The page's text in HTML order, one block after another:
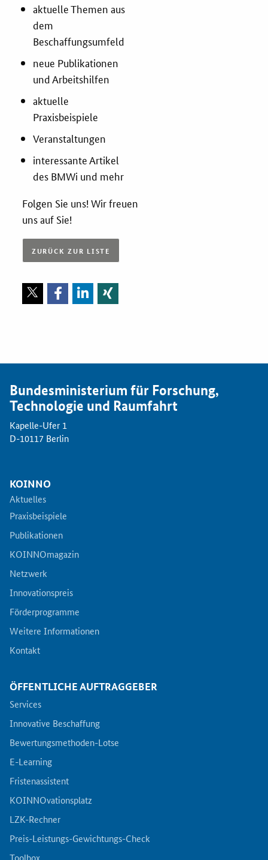
Preis-Leistungs-Gewichtungs-Check
Toolbox
Vergabe-Wahl-O-Mat
Zertifizierung
Startups & innovative KMU
Services
Öffentliche Beschaffung
KOINNOvationsplatz
Playbook
Zertifizierung
EU-Förderung
Aktuelles
Fördermöglichkeiten
Service und Kontakt
Praxisbeispiele
Newsletter
Veranstaltungen
Aktuelle Veranstaltungen
aktuelle Themen aus
dem
Beschaffungsumfeld
neue Publikationen
und Arbeitshilfen
aktuelle
Praxisbeispiele
Veranstaltungen
interessante Artikel
des BMWi und mehr
Folgen Sie uns! Wir freuen
uns auf Sie!
ZURÜCK ZUR LISTE
Bundesministerium für Forschung,
Technologie und Raumfahrt
Kapelle-Ufer 1
D-10117 Berlin
KOINNO
Aktuelles
Praxisbeispiele
Publikationen
KOINNOmagazin
Netzwerk
Innovationspreis
Förderprogramme
Weitere Informationen
Kontakt
ÖFFENTLICHE AUFTRAGGEBER
Services
Innovative Beschaffung
Bewertungsmethoden-Lotse
E-Learning
Fristenassistent
KOINNOvationsplatz
LZK-Rechner
Preis-Leistungs-Gewichtungs-Check